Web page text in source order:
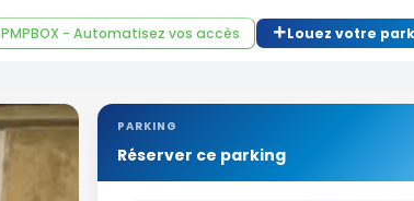
PMPBOX - Automatisez vos accès Louez votre
PARKING
Réserver ce parking